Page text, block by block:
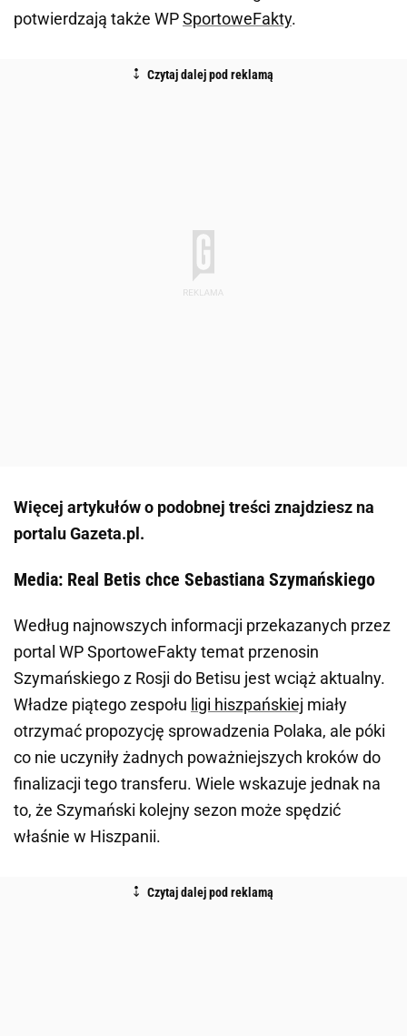
potwierdzają także WPSportoweFakty.
Więcej artykułów o podobnej treści znajdziesz na
portalu Gazeta.pl.
Media: Real Betis chce Sebastiana Szymańskiego
Według najnowszych informacji przekazanych przez
portal WP SportoweFakty temat przenosin
Szymańskiego z Rosji do Betisu jest wciąż aktualny.
Władze piątego zespołu ligi hiszpańskiej miały
otrzymać propozycję sprowadzenia Polaka, ale póki
co nie uczyniły żadnych poważniejszych kroków do
finalizacji tego transferu. Wiele wskazuje jednak na
to, że Szymański kolejny sezon może spędzić
właśnie w Hiszpanii.